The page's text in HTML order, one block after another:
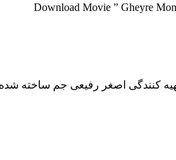
Download Movie ” Gheyre
کنندگی اصغر رفیعی جم ساخته